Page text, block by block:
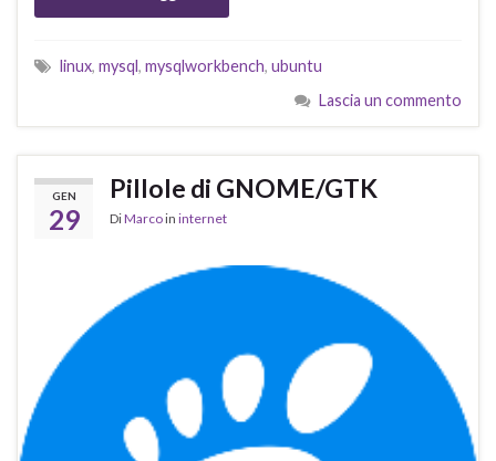
linux, mysql, mysqlworkbench, ubuntu
Lascia un commento
GEN
29
Pillole di GNOME/GTK
DiMarcoin internet